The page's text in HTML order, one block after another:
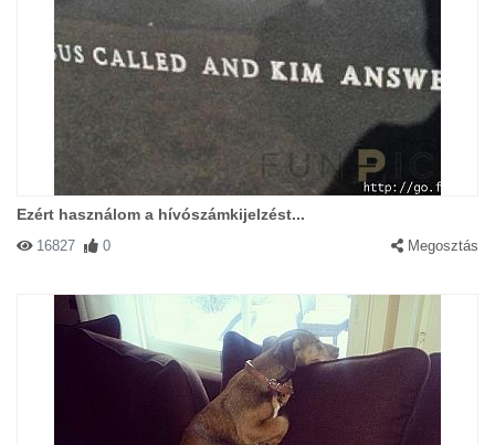
Ezért használom a hívószámkijelzést...
16827 0 Megosztás